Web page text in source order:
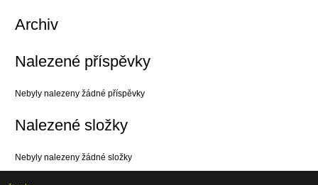
Archiv
Nalezené příspěvky
Nebyly nalezeny žádné příspěvky
Nalezené složky
Nebyly nalezeny žádné složky